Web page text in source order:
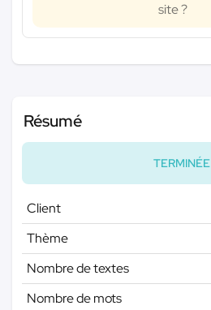
site ?
Résumé
TERMINÉE
Client
Thème
Nombre de textes
Nombre de mots